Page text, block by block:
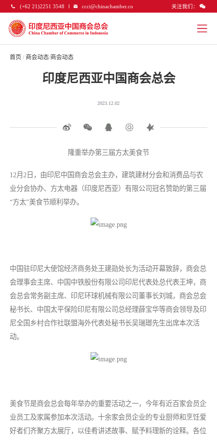
(+62 21)2251 3548 ccci@chinachamber.co 关注我们：
首页 / 商会动态/商会动态
印度尼西亚中国商会总会
2023.12.02
隆重举办第三届方太美食节
12月2日，由印尼中国商会总会主办，建筑建材分会和消费品与农
业分会协办、方太电器（印度尼西亚）有限公司冠名赞助的第三届
“方太”美食节顺利举办。
中国驻印尼大使馆经济商务处王建勋处长为活动开幕致辞，商会总
会理事会主席、中国中铁股份有限公司印尼代表处总代表王坤，商
会总会常务副主席、印尼环球机械有限公司董事长刘城，商会总会
秘书长、中国太平保险印尼有限公司总经理薛宝华等商会领导及印
尼全国乡村合作社联盟海外代表处秘书长吴瑞瑯先生出席本次活
动。
美食节是商会总会每年举办的重要活动之一，今年有近百家会员企
业员工及家属参加本次活动。十余家会员企业的专业厨师和烹饪爱
好者们齐聚方太展厅，以佳肴讲述故事、赋予料理新的诠释。各位